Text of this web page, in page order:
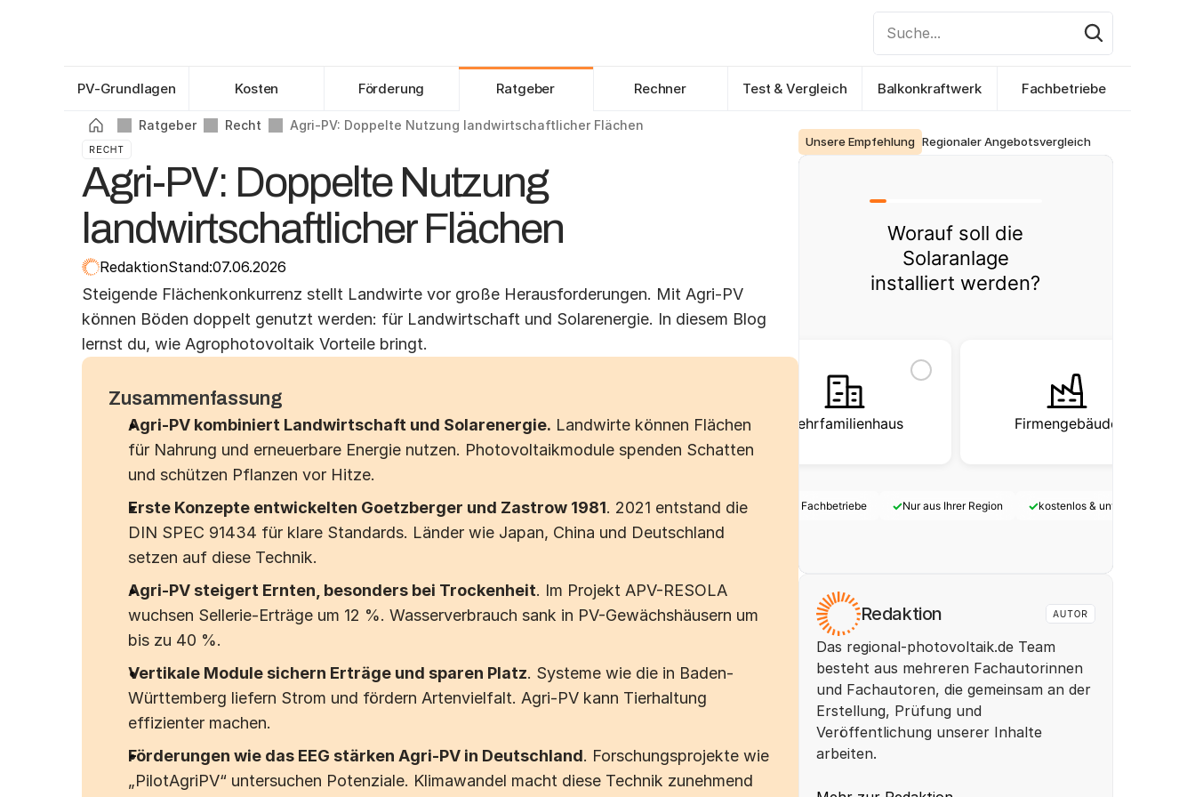
Suche...
PV-Grundlagen Kosten Förderung Ratgeber Rechner Test & Vergleich Balkonkraftwerk Fachbetriebe
Ratgeber Recht Agri-PV: Doppelte Nutzung landwirtschaftlicher Flächen
RECHT
Agri-PV: Doppelte Nutzung
landwirtschaftlicher Flächen
RedaktionStand:07.06.2026
Steigende Flächenkonkurrenz stellt Landwirte vor große Herausforderungen. Mit Agri-PV
können Böden doppelt genutzt werden: für Landwirtschaft und Solarenergie. In diesem Blog
lernst du, wie Agrophotovoltaik Vorteile bringt.
Zusammenfassung
Agri-PV kombiniert Landwirtschaft und Solarenergie. Landwirte können Flächen
für Nahrung und erneuerbare Energie nutzen. Photovoltaikmodule spenden Schatten
und schützen Pflanzen vor Hitze.
Erste Konzepte entwickelten Goetzberger und Zastrow 1981. 2021 entstand die
DIN SPEC 91434 für klare Standards. Länder wie Japan, China und Deutschland
setzen auf diese Technik.
Agri-PV steigert Ernten, besonders bei Trockenheit. Im Projekt APV-RESOLA
wuchsen Sellerie-Erträge um 12 %. Wasserverbrauch sank in PV-Gewächshäusern um
bis zu 40 %.
Vertikale Module sichern Erträge und sparen Platz. Systeme wie die in Baden-
Württemberg liefern Strom und fördern Artenvielfalt. Agri-PV kann Tierhaltung
effizienter machen.
Förderungen wie das EEG stärken Agri-PV in Deutschland. Forschungsprojekte wie
„PilotAgriPV“ untersuchen Potenziale. Klimawandel macht diese Technik zunehmend
Unsere Empfehlung Regionaler Angebotsvergleich
Worauf soll die
Solaranlage
installiert werden?
Ein- / Zweifamilienhaus Mehrfamilienhaus Firmengebäude
✓ Geprüfte Fachbetriebe ✓Nur aus Ihrer Region ✓kostenlos & unverbindlich
Redaktion AUTOR
Das regional-photovoltaik.de Team
besteht aus mehreren Fachautorinnen
und Fachautoren, die gemeinsam an der
Erstellung, Prüfung und
Veröffentlichung unserer Inhalte
arbeiten.